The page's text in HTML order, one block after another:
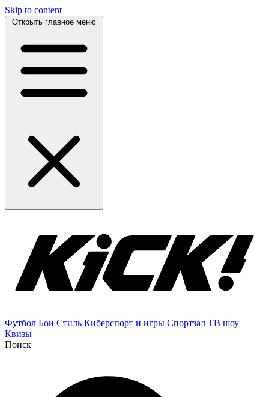
Skip to content
Открыть главное меню
Футбол Бои Стиль Киберспорт и игры Спортзал ТВ шоу
Квизы
Поиск